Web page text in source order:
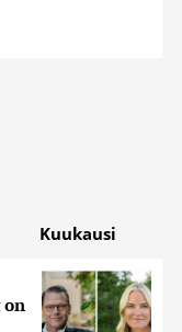
Tietoja
Kuukausi
on